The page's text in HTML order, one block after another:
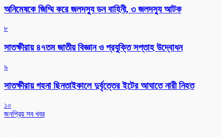
অনিমেষকে জিম্মি করে জলদস্যু ডন বাহিনী, ৩ জলদস্যু আটক
৮
সাতক্ষীরায় ৪৭তম জাতীয় বিজ্ঞান ও প্রযুক্তি সপ্তাহ উদ্বোধন
৯
সাতক্ষীরায় গহনা ছিনতাইকালে দুর্বৃত্তের ইটের আঘাতে নারী নিহত
১০
জনপ্রিয় সব খবর